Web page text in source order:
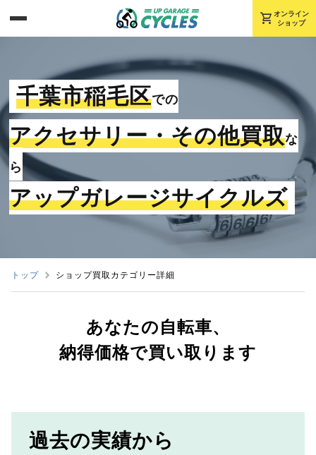
shopping_cart オンライン
ショップ
千葉市稲毛区での
アクセサリー・その他買取な
ら
アップガレージサイクルズ
トップ ショップ買取カテゴリー詳細
あなたの自転車、
納得価格で買い取ります
過去の実績から